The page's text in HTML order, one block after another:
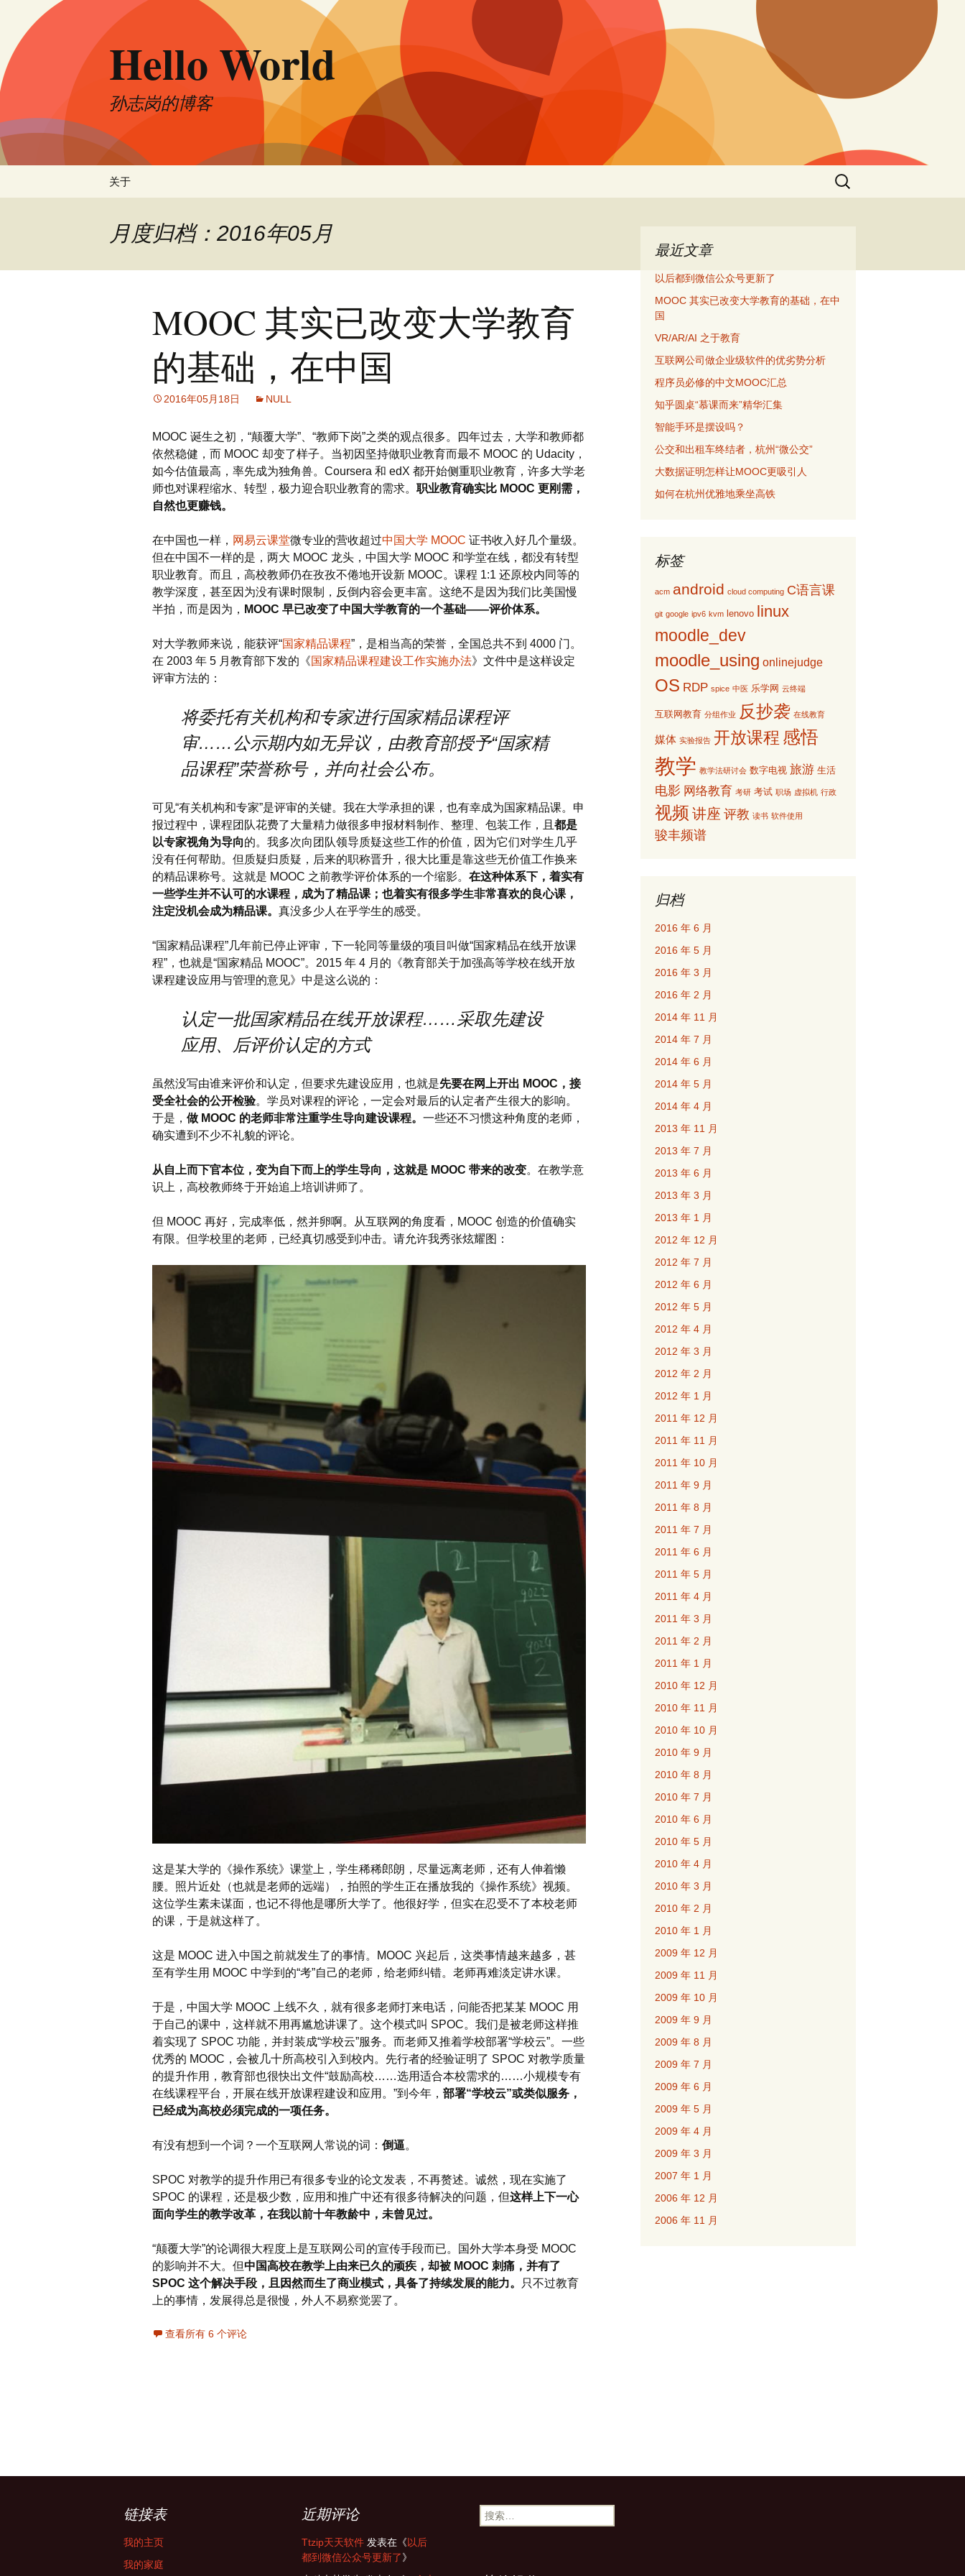
文
Hello World
孙志岗的博客
关于
搜
索：
月度归档：2016年05月
MOOC 其实已改变大学教育
的基础，在中国
2016年05月18日 NULL
MOOC 诞生之初，“颠覆大学”、“教师下岗”之类的观点很多。四年过去，大学和教师都
依然稳健，而 MOOC 却变了样子。当初因坚持做职业教育而最不 MOOC 的 Udacity，
如今估值最高，率先成为独角兽。Coursera 和 edX 都开始侧重职业教育，许多大学老
师也对课程缩水、转型，极力迎合职业教育的需求。 职业教育确实比 MOOC 更刚需，
自然也更赚钱。
在中国也一样， 网易云课堂微专业的营收超过中国大学 MOOC 证书收入好几个量级。
但在中国不一样的是，两大 MOOC 龙头，中国大学 MOOC 和学堂在线，都没有转型
职业教育。而且，高校教师仍在孜孜不倦地开设新 MOOC。课程 1:1 还原校内同等的
教学深度，甚至因为没有课时限制，反倒内容会更丰富。这绝不是因为我们比美国慢
半拍，而是因为， MOOC 早已改变了中国大学教育的一个基础——评价体系。
对大学教师来说，能获评“国家精品课程”，是相当高的荣誉，全国总共不到 4000 门。
在 2003 年 5 月教育部下发的《国家精品课程建设工作实施办法》文件中是这样设定
评审方法的：
将委托有关机构和专家进行国家精品课程评
审……公示期内如无异议，由教育部授予“国家精
品课程”荣誉称号，并向社会公布。
可见“有关机构和专家”是评审的关键。我在大学承担的课，也有幸成为国家精品课。申
报过程中，课程团队花费了大量精力做很多申报材料制作、整理、包装工作，且 都是
以专家视角为导向的。我多次向团队领导质疑这些工作的价值，因为它们对学生几乎
没有任何帮助。但质疑归质疑，后来的职称晋升，很大比重是靠这些无价值工作换来
的精品课称号。这就是 MOOC 之前教学评价体系的一个缩影。 在这种体系下，着实有
一些学生并不认可的水课程，成为了精品课；也着实有很多学生非常喜欢的良心课，
注定没机会成为精品课。 真没多少人在乎学生的感受。
“国家精品课程”几年前已停止评审，下一轮同等量级的项目叫做“国家精品在线开放课
程”，也就是“国家精品 MOOC”。2015 年 4 月的《教育部关于加强高等学校在线开放
课程建设应用与管理的意见》中是这么说的：
认定一批国家精品在线开放课程……采取先建设
应用、后评价认定的方式
虽然没写由谁来评价和认定，但要求先建设应用，也就是先要在网上开出 MOOC，接
受全社会的公开检验。学员对课程的评论，一定会对最后的认定者产生很大的影响。
于是， 做 MOOC 的老师非常注重学生导向建设课程。 一些还不习惯这种角度的老师，
确实遭到不少不礼貌的评论。
从自上而下官本位，变为自下而上的学生导向，这就是 MOOC 带来的改变。在教学意
识上，高校教师终于开始追上培训讲师了。
但 MOOC 再好，完成率低，然并卵啊。从互联网的角度看，MOOC 创造的价值确实
有限。但学校里的老师，已经真切感受到冲击。请允许我秀张炫耀图：
这是某大学的《操作系统》课堂上，学生稀稀郎朗，尽量远离老师，还有人伸着懒
腰。照片近处（也就是老师的远端），拍照的学生正在播放我的《操作系统》视频。
这位学生素未谋面，也记不得他是哪所大学了。他很好学，但实在忍受不了本校老师
的课，于是就这样了。
这是 MOOC 进入中国之前就发生了的事情。MOOC 兴起后，这类事情越来越多，甚
至有学生用 MOOC 中学到的“考”自己的老师，给老师纠错。老师再难淡定讲水课。
于是，中国大学 MOOC 上线不久，就有很多老师打来电话，问能否把某某 MOOC 用
于自己的课中，这样就不用再尴尬讲课了。这个模式叫 SPOC。我们是被老师这样推
着实现了 SPOC 功能，并封装成“学校云”服务。而老师又推着学校部署“学校云”。一些
优秀的 MOOC，会被几十所高校引入到校内。先行者的经验证明了 SPOC 对教学质量
的提升作用，教育部也很快出文件“鼓励高校……选用适合本校需求的……小规模专有
在线课程平台，开展在线开放课程建设和应用。”到今年， 部署“学校云”或类似服务，
已经成为高校必须完成的一项任务。
有没有想到一个词？一个互联网人常说的词： 倒逼。
SPOC 对教学的提升作用已有很多专业的论文发表，不再赘述。诚然，现在实施了
SPOC 的课程，还是极少数，应用和推广中还有很多待解决的问题，但这样上下一心
面向学生的教学改革，在我以前十年教龄中，未曾见过。
“颠覆大学”的论调很大程度上是互联网公司的宣传手段而已。国外大学本身受 MOOC
的影响并不大。但中国高校在教学上由来已久的顽疾，却被 MOOC 刺痛，并有了
SPOC 这个解决手段，且因然而生了商业模式，具备了持续发展的能力。
只不过教育
上的事情，发展得总是很慢，外人不易察觉罢了。
查看所有 6 个评论
最近文章
以后都到微信公众号更新了
MOOC 其实已改变大学教育的基础，在中
国
VR/AR/AI 之于教育
互联网公司做企业级软件的优劣势分析
程序员必修的中文MOOC汇总
知乎圆桌“慕课而来”精华汇集
智能手环是摆设吗？
公交和出租车终结者，杭州“微公交”
大数据证明怎样让MOOC更吸引人
如何在杭州优雅地乘坐高铁
标签
acm android cloud computing C语言课
git google ipv6 kvm lenovo linux
moodle_dev
moodle_using onlinejudge
OS RDP spice 中医 乐学网 云终端
互联网教育 分组作业 反抄袭 在线教育
媒体 实验报告 开放课程 感悟
教学 教学法研讨会 数字电视 旅游 生活
电影 网络教育 考研 考试 职场 虚拟机 行政
视频 讲座 评教 读书 软件使用
骏丰频谱
归档
2016 年 6 月
2016 年 5 月
2016 年 3 月
2016 年 2 月
2014 年 11 月
2014 年 7 月
2014 年 6 月
2014 年 5 月
2014 年 4 月
2013 年 11 月
2013 年 7 月
2013 年 6 月
2013 年 3 月
2013 年 1 月
2012 年 12 月
2012 年 7 月
2012 年 6 月
2012 年 5 月
2012 年 4 月
2012 年 3 月
2012 年 2 月
2012 年 1 月
2011 年 12 月
2011 年 11 月
2011 年 10 月
2011 年 9 月
2011 年 8 月
2011 年 7 月
2011 年 6 月
2011 年 5 月
2011 年 4 月
2011 年 3 月
2011 年 2 月
2011 年 1 月
2010 年 12 月
2010 年 11 月
2010 年 10 月
2010 年 9 月
2010 年 8 月
2010 年 7 月
2010 年 6 月
2010 年 5 月
2010 年 4 月
2010 年 3 月
2010 年 2 月
2010 年 1 月
2009 年 12 月
2009 年 11 月
2009 年 10 月
2009 年 9 月
2009 年 8 月
2009 年 7 月
2009 年 6 月
2009 年 5 月
2009 年 4 月
2009 年 3 月
2007 年 1 月
2006 年 12 月
2006 年 11 月
链接表
我的主页
我的家庭
近期评论
Ttzip天天软件 发表在《以后
都到微信公众号更新了》
搜
索：